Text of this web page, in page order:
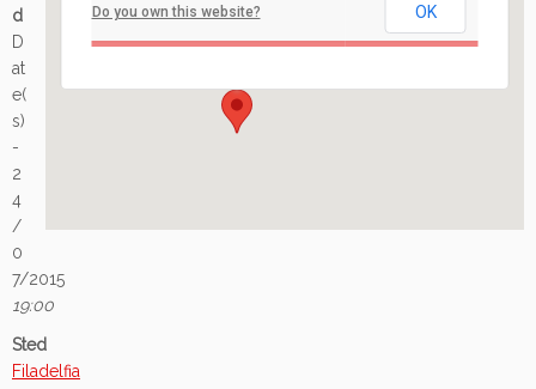
Arrangement
Do you own this website? OK
d
D
at
e(
s)
-
2
4
/
0
7/2015
19:00
Sted
Filadelfia